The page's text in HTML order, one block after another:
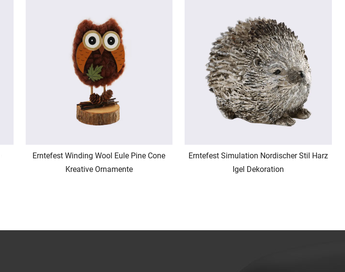
Erntefest Winding Wool Eule Pine Cone
Kreative Ornamente
Erntefest Simulation Nordischer Stil Harz
Igel Dekoration